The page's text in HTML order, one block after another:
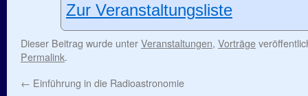
Zur Veranstaltungsliste
Dieser Beitrag wurde unterVeranstaltungen, Vorträge
Permalink.
← Einführung in die Radioastronomie